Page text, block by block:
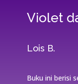
Violet
Lois B.
Buku ini berisi